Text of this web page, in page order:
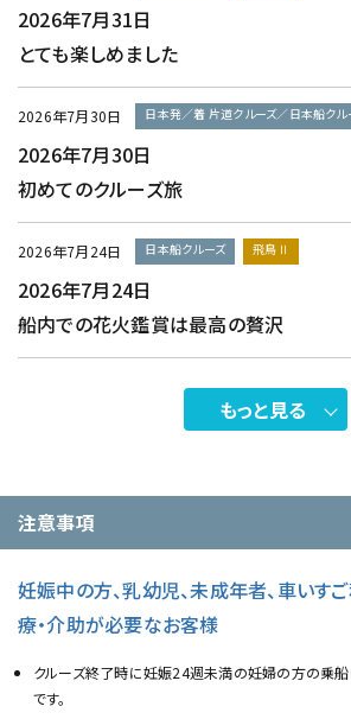
2026年7月31日
とても楽しめました
2026年7月30日 日本発／着 片道クルーズ／日本船クル
2026年7月30日
初めてのクルーズ旅
2026年7月24日 日本船クルーズ 飛鳥Ⅱ
2026年7月24日
船内での花火鑑賞は最高の贅沢
もっと見る
注意事項
妊娠中の方、乳幼児、未成年者、車いす
療・介助が必要なお客様
クルーズ終了時に妊娠24週未満の妊婦の方の乗
です。